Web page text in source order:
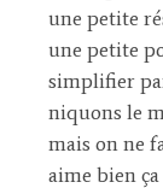
une petite
une petite
simplifier
niquons le
mais on ne
aime bien